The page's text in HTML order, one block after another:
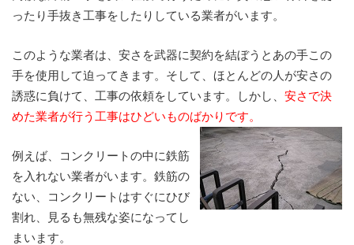
ったり手抜き工事をしたりしている業者がいます。
このような業者は、安さを武器に契約を結ぼうとあの手この
手を使用して迫ってきます。そして、ほとんどの人が安さの
誘惑に負けて、工事の依頼をしています。しかし、 安さで決
めた業者が行う工事はひどいものばかりです。
例えば、コンクリートの中に鉄筋
を入れない業者がいます。鉄筋の
ない、コンクリートはすぐにひび
割れ、見るも無残な姿になってし
まいます。